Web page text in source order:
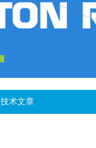
技术文章